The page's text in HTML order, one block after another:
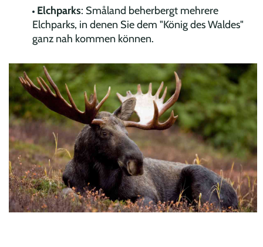
Elchparks: Småland beherbergt mehrere
Elchparks, in denen Sie dem "König des Waldes"
ganz nah kommen können.